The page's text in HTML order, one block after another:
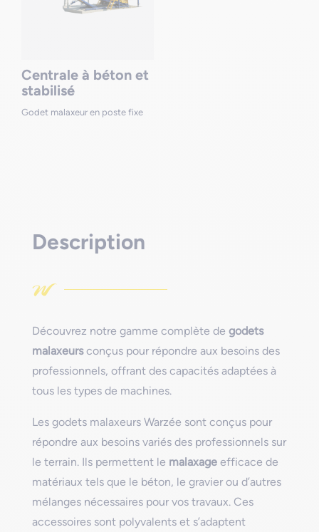
Centrale à béton et
stabilisé
Godet malaxeur en poste fixe
Description
Découvrez notre gamme complète de godets
malaxeursconçus pour répondre aux besoins des
professionnels, offrant des capacités adaptées à
tous les types de machines.
Les godets malaxeurs Warzée sont conçus pour
répondre aux besoins variés des professionnels sur
le terrain. Ils permettent le malaxageefficace de
matériaux tels que le béton, le gravier ou d’autres
mélanges nécessaires pour vos travaux. Ces
accessoires sont polyvalents et s’adaptent